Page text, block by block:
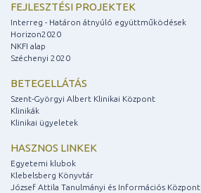
FEJLESZTÉSI PROJEKTEK
Interreg - Határon átnyúló együttműködések
Horizon2020
NKFI alap
Széchenyi 2020
BETEGELLÁTÁS
Szent-Györgyi Albert Klinikai Központ
Klinikák
Klinikai ügyeletek
HASZNOS LINKEK
Egyetemi klubok
Klebelsberg Könyvtár
József Attila Tanulmányi és Információs Központ